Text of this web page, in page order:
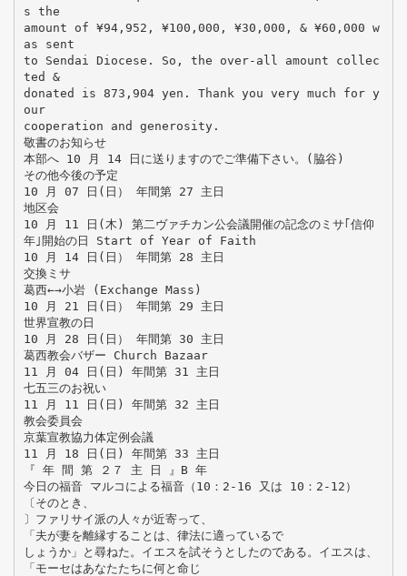
s the
amount of ¥94,952, ¥100,000, ¥30,000, & ¥60,000 w
as sent
to Sendai Diocese. So, the over-all amount collec
ted &
donated is 873,904 yen. Thank you very much for y
our
cooperation and generosity.
敬書のお知らせ
本部へ 10 月 14 日に送りますのでご準備下さい。(脇谷)
その他今後の予定
10 月 07 日(日） 年間第 27 主日
地区会
10 月 11 日(木) 第二ヴァチカン公会議開催の記念のミサ｢信仰
年｣開始の日 Start of Year of Faith
10 月 14 日(日） 年間第 28 主日
交換ミサ
葛西←→小岩 (Exchange Mass)
10 月 21 日(日） 年間第 29 主日
世界宣教の日
10 月 28 日(日） 年間第 30 主日
葛西教会バザー Church Bazaar
11 月 04 日(日) 年間第 31 主日
七五三のお祝い
11 月 11 日(日) 年間第 32 主日
教会委員会
京葉宣教協力体定例会議
11 月 18 日(日) 年間第 33 主日
『 年 間 第 ２７ 主 日 』B 年
今日の福音 マルコによる福音（10：2‐16 又は 10：2‐12）
〔そのとき、
〕ファリサイ派の人々が近寄って、
「夫が妻を離縁することは、律法に適っているで
しょうか」と尋ねた。イエスを試そうとしたのである。イエスは、
「モーセはあなたたちに何と命じ